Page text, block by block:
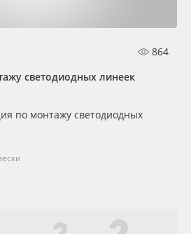
864
светодиодных линеек
по монтажу светодиодных